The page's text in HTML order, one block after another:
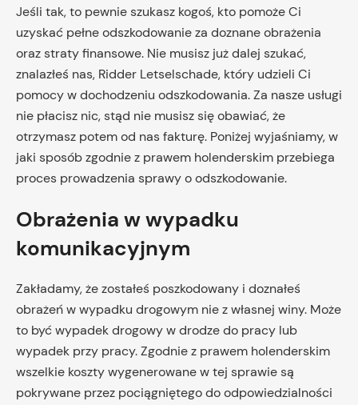
Jeśli tak, to pewnie szukasz kogoś, kto pomoże Ci
uzyskać pełne odszkodowanie za doznane obrażenia
oraz straty finansowe. Nie musisz już dalej szukać,
znalazłeś nas, Ridder Letselschade, który udzieli Ci
pomocy w dochodzeniu odszkodowania. Za nasze usługi
nie płacisz nic, stąd nie musisz się obawiać, że
otrzymasz potem od nas fakturę. Poniżej wyjaśniamy, w
jaki sposób zgodnie z prawem holenderskim przebiega
proces prowadzenia sprawy o odszkodowanie.
Obrażenia w wypadku
komunikacyjnym
Zakładamy, że zostałeś poszkodowany i doznałeś
obrażeń w wypadku drogowym nie z własnej winy. Może
to być wypadek drogowy w drodze do pracy lub
wypadek przy pracy. Zgodnie z prawem holenderskim
wszelkie koszty wygenerowane w tej sprawie są
pokrywane przez pociągniętego do odpowiedzialności